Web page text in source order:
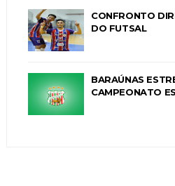
CONFRONTO
DO FUTSAL
BARAÚNAS
CAMPEONATO